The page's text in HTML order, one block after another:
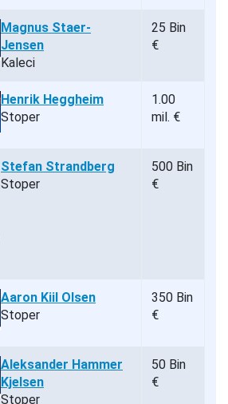
Magnus Staer-
Jensen
Kaleci
25 Bin
€
Henrik Heggheim
Stoper
1.00
mil. €
Stefan Strandberg
Stoper
500 Bin
€
Aaron Kiil Olsen
Stoper
350 Bin
€
Aleksander Hammer
Kjelsen
Stoper
50 Bin
€